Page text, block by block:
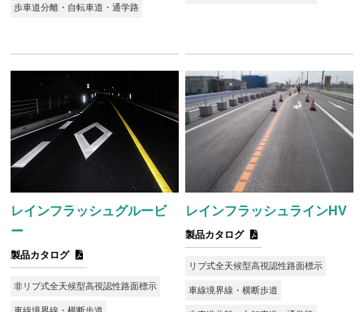
歩車道分離・自転車道・通学路
レインフラッシュグルービ
ー
製品カタログ
非リブ式全天候型高視認性路面標示
レインフラッシュラインHV
製品カタログ
リブ式全天候型高視認性路面標示
車線境界線・横断歩道